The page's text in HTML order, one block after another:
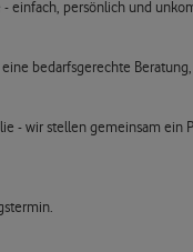
- einfach, persönlich und
bedarfsgerechte
- wir stellen gemeinsam ein